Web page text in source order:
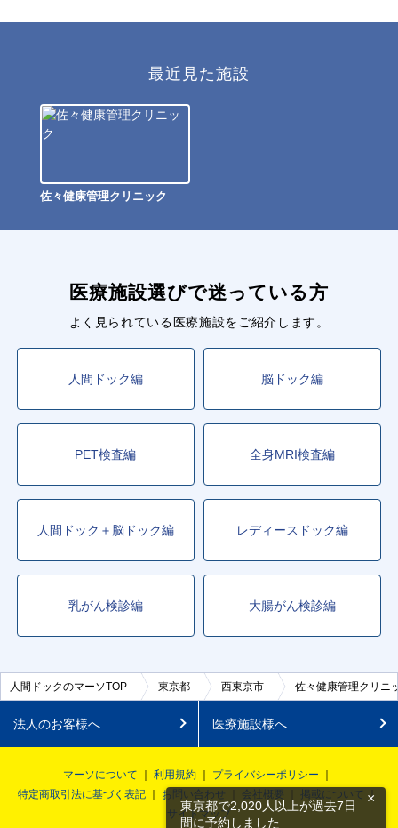
最近見た施設
佐々健康管理クリニック
医療施設選びで迷っている方
よく見られている医療施設をご紹介します。
人間ドック編 脳ドック編
PET検査編 全身MRI検査編
人間ドック＋脳ドック編 レディースドック編
乳がん検診編 大腸がん検診編
人間ドックのマーソTOP 東京都 西東京市 佐々健康管理クリニ
法人のお客様へ 医療施設様へ
マーソについて 利用規約
プライバシーポリシー
特定商取引法に基づく表記
お問い合わせ 会社概要
掲載について
サイトマップ
東京都で2,020人以上が過去7日
間に予約しました
×